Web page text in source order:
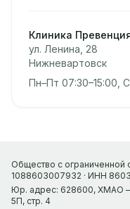
Клиника
ул. Ленина, 28
Нижневартовск
Пн–Пт 07:30–15:00,
Общество с ограниченной
1088603007932 · ИНН
Юр. адрес: 628600, ХМАО —
5П, стр. 4